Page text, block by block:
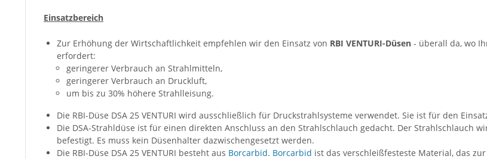
Einsatzbereich
Zur Erhöhung der Wirtschaftlichkeit empfehlen wir den Einsatz von RBI VENTURI-Düsen - überall da, wo
erfordert:
geringerer Verbrauch an Strahlmitteln,
geringerer Verbrauch an Druckluft,
um bis zu 30% höhere Strahlleisung.
Die RBI-Düse DSA 25 VENTURI wird ausschließlich für Druckstrahlsysteme verwendet. Sie ist für den
Die DSA-Strahldüse ist für einen direkten Anschluss an den Strahlschlauch gedacht. Der Strahlschlauch
befestigt. Es muss kein Düsenhalter dazwischengesetzt werden.
Die RBI-Düse DSA 25 VENTURI besteht aus Borcarbid. Borcarbid ist das verschleißfesteste Material, das